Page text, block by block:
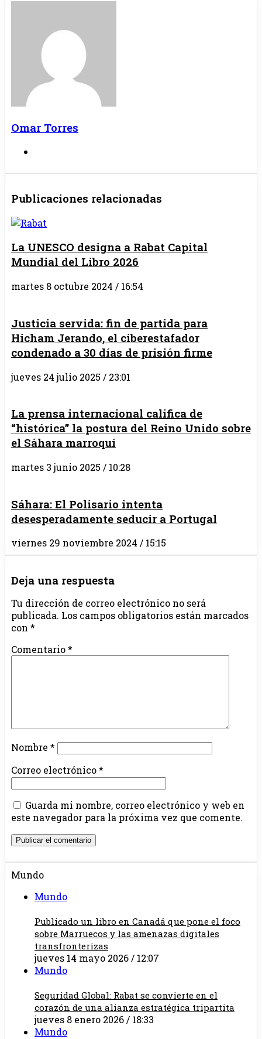
Omar Torres
Publicaciones relacionadas
La UNESCO designa a Rabat Capital
Mundial del Libro 2026
martes 8 octubre 2024 / 16:54
Justicia servida: fin de partida para
Hicham Jerando, el ciberestafador
condenado a 30 días de prisión firme
jueves 24 julio 2025 / 23:01
La prensa internacional califica de
“histórica” la postura del Reino Unido sobre
el Sáhara marroquí
martes 3 junio 2025 / 10:28
Sáhara: El Polisario intenta
desesperadamente seducir a Portugal
viernes 29 noviembre 2024 / 15:15
Deja una respuesta
Tu dirección de correo electrónico no será
publicada. Los campos obligatorios están marcados
con *
Comentario*
Nombre *
Correo electrónico*
Guarda mi nombre, correo electrónico y web en
este navegador para la próxima vez que comente.
Mundo
Mundo
Publicado un libro en Canadá que pone el foco
sobre Marruecos y las amenazas digitales
transfronterizas
jueves 14 mayo 2026 / 12:07
Mundo
Seguridad Global: Rabat se convierte en el
corazón de una alianza estratégica tripartita
jueves 8 enero 2026 / 18:33
Mundo